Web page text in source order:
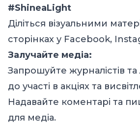
#ShineaLight
Діліться візуальними
сторінках у Facebook,
Залучайте медіа:
Запрошуйте журналістів та
до участі в акціях та
Надавайте коментарі та
для медіа.